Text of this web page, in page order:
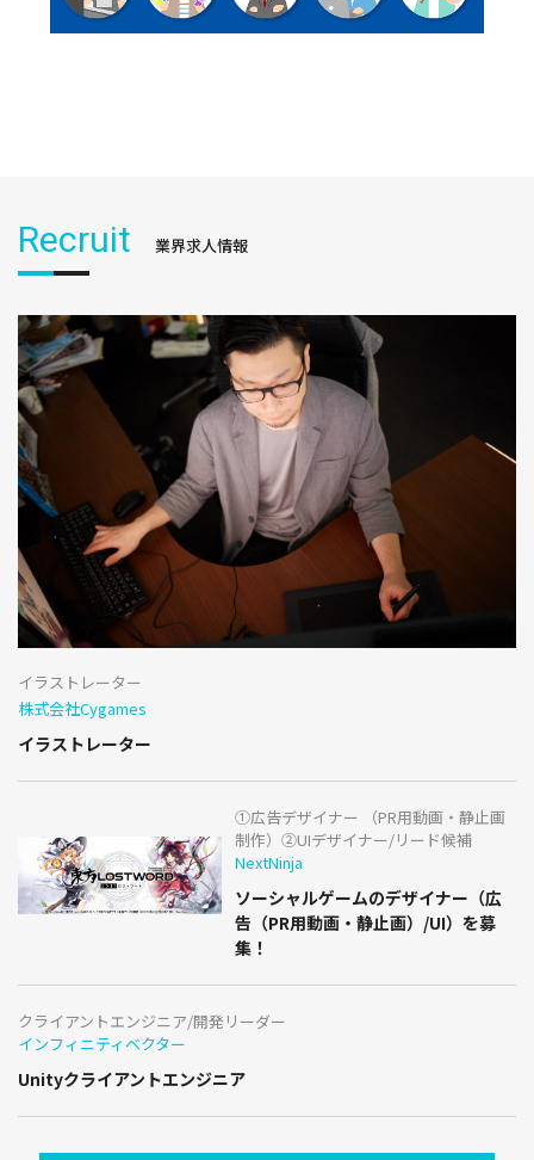
Recruit 業界求人情報
イラストレーター
株式会社Cygames
イラストレーター
①広告デザイナー （PR用動画・静止画
制作）②UIデザイナー/リード候補
NextNinja
ソーシャルゲームのデザイナー（広
告（PR用動画・静止画）/UI）を募
集！
クライアントエンジニア/開発リーダー
インフィニティベクター
Unityクライアントエンジニア